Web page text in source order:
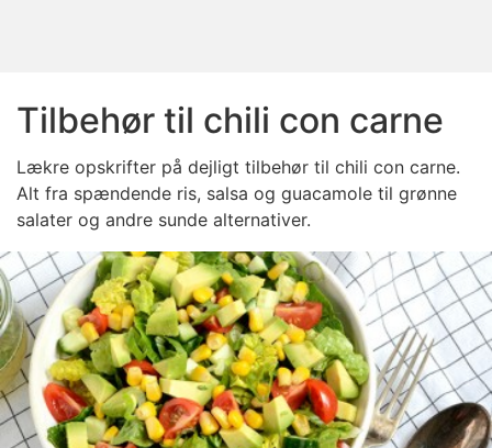
Tilbehør til chili con carne
Lækre opskrifter på dejligt tilbehør til chili con carne.
Alt fra spændende ris, salsa og guacamole til grønne
salater og andre sunde alternativer.